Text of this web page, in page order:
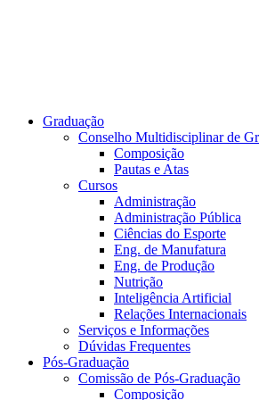
Graduação
Conselho Multidisciplinar de
Composição
Pautas e Atas
Cursos
Administração
Administração Pública
Ciências do Esporte
Eng. de Manufatura
Eng. de Produção
Nutrição
Inteligência Artificial
Relações Internacionais
Serviços e Informações
Dúvidas Frequentes
Pós-Graduação
Comissão de Pós-Graduação
Composição